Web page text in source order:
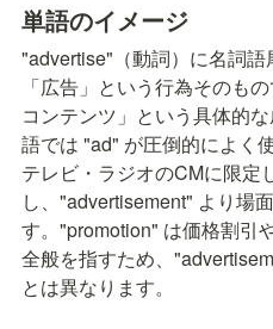
単語のイメージ
"advertise"（動詞）に名詞語
「広告」という行為そのも
コンテンツ」という具体的
語では "ad" が圧倒的によく
テレビ・ラジオのCMに限定
し、"advertisement" より場
す。"promotion" は価格割引
全般を指すため、
とは異なります。